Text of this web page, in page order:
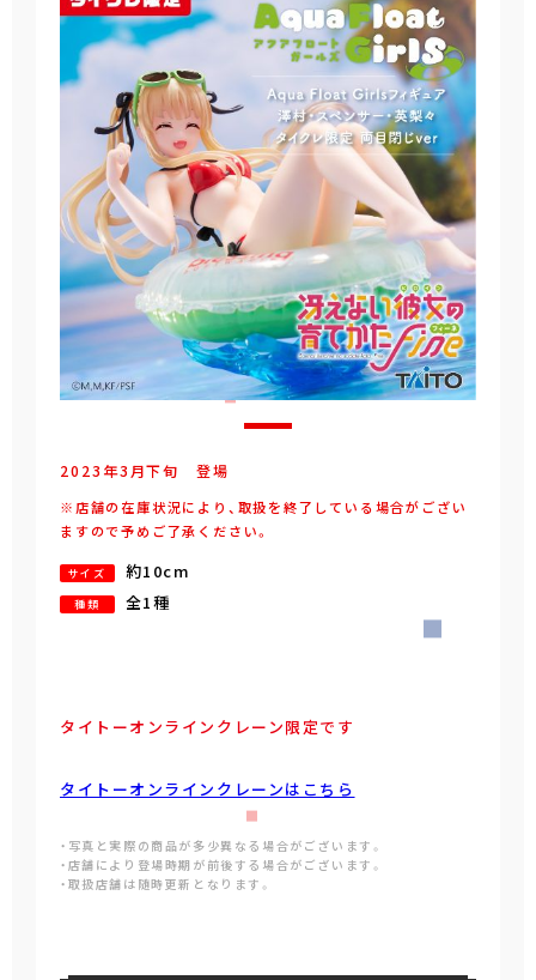
2023年3 月下旬 登場
※店舗の在庫状況により、取扱を終了している場合がござい
ますので予めご了承ください。
サイズ 約10cm
種類 全1種
タイトーオンラインクレーン限定です
タイトーオンラインクレーンはこちら
・写真と実際の商品が多少異なる場合がございます。
・店舗により登場時期が前後する場合がございます。
・取扱店舗は随時更新となります。